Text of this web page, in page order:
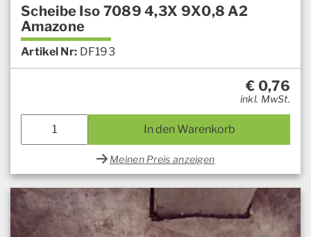
Scheibe Iso 7089 4,3X 9X0,8 A2
Amazone
Artikel Nr: DF193
€ 0,76
inkl. MwSt.
In den Warenkorb
Meinen Preis anzeigen